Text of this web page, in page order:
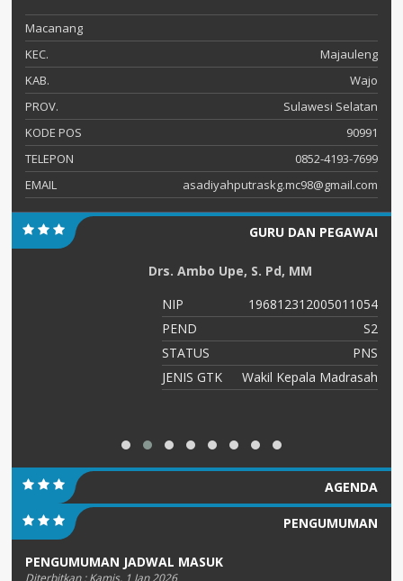
Macanang
KEC.
Majauleng
KAB.
Wajo
PROV.
Sulawesi Selatan
KODE POS
90991
TELEPON
0852-4193-7699
EMAIL
asadiyahputraskg.mc98@gmail.com
GURU DAN PEGAWAI
Drs. Ambo Upe, S. Pd, MM
NIP
196812312005011054
PEND
S2
STATUS
PNS
JENIS GTK
Wakil Kepala Madrasah
AGENDA
PENGUMUMAN
PENGUMUMAN JADWAL MASUK